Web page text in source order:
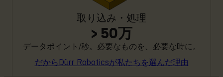
取り込み・処理
> 50万
データポイント/秒。必要なものを、必要な時に。
だからDürr Roboticsが私たちを選んだ理由